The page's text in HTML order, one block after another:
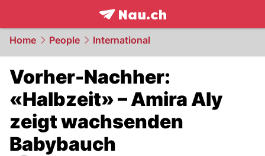
frontpage.NAU.ch
Home People International
Vorher-Nachher:
«Halbzeit» – Amira Aly
zeigt wachsenden
Babybauch